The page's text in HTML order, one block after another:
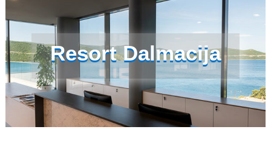
Resort Dalmacija